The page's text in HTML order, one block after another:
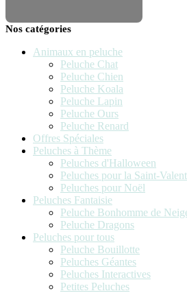
Nos catégories
Animaux en peluche
Peluche Chat
Peluche Chien
Peluche Koala
Peluche Lapin
Peluche Ours
Peluche Renard
Offres Spéciales
Peluches à Thème
Peluches d'Halloween
Peluches pour la Saint-
Peluches pour Noël
Peluches Fantaisie
Peluche Bonhomme de
Peluche Dragons
Peluches pour tous
Peluche Bouillotte
Peluches Géantes
Peluches Interactives
Petites Peluches